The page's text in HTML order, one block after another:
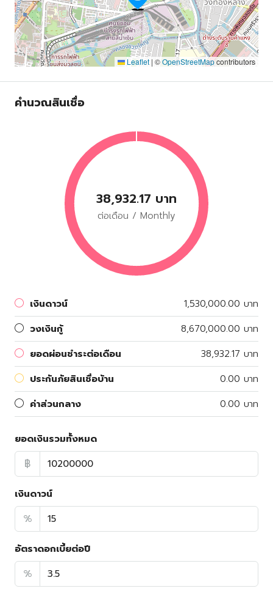
Leaflet | ©OpenStreetMapcontributors
คำนวณสินเชื่อ
38,932.17 บาท
ต่อเดือน / Monthly
เงินดาวน์
1,530,000.00 บาท
วงเงินกู้
8,670,000.00 บาท
ยอดผ่อนชำระต่อเดือน
38,932.17 บาท
ประกันภัยสินเชื่อบ้าน
0.00 บาท
ค่าส่วนกลาง
0.00 บาท
ยอดเงินรวมทั้งหมด
฿
เงินดาวน์
%
อัตราดอกเบี้ยต่อปี
%